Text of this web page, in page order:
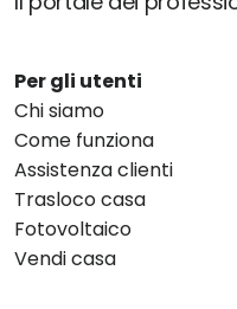
Per gli utenti
Chi siamo
Come funziona
Assistenza clienti
Trasloco casa
Fotovoltaico
Vendi casa